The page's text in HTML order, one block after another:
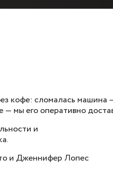
кофе: сломалась
— мы его оперативно
и
и Дженнифер Лопес